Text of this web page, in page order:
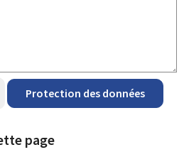
Protection des données
page